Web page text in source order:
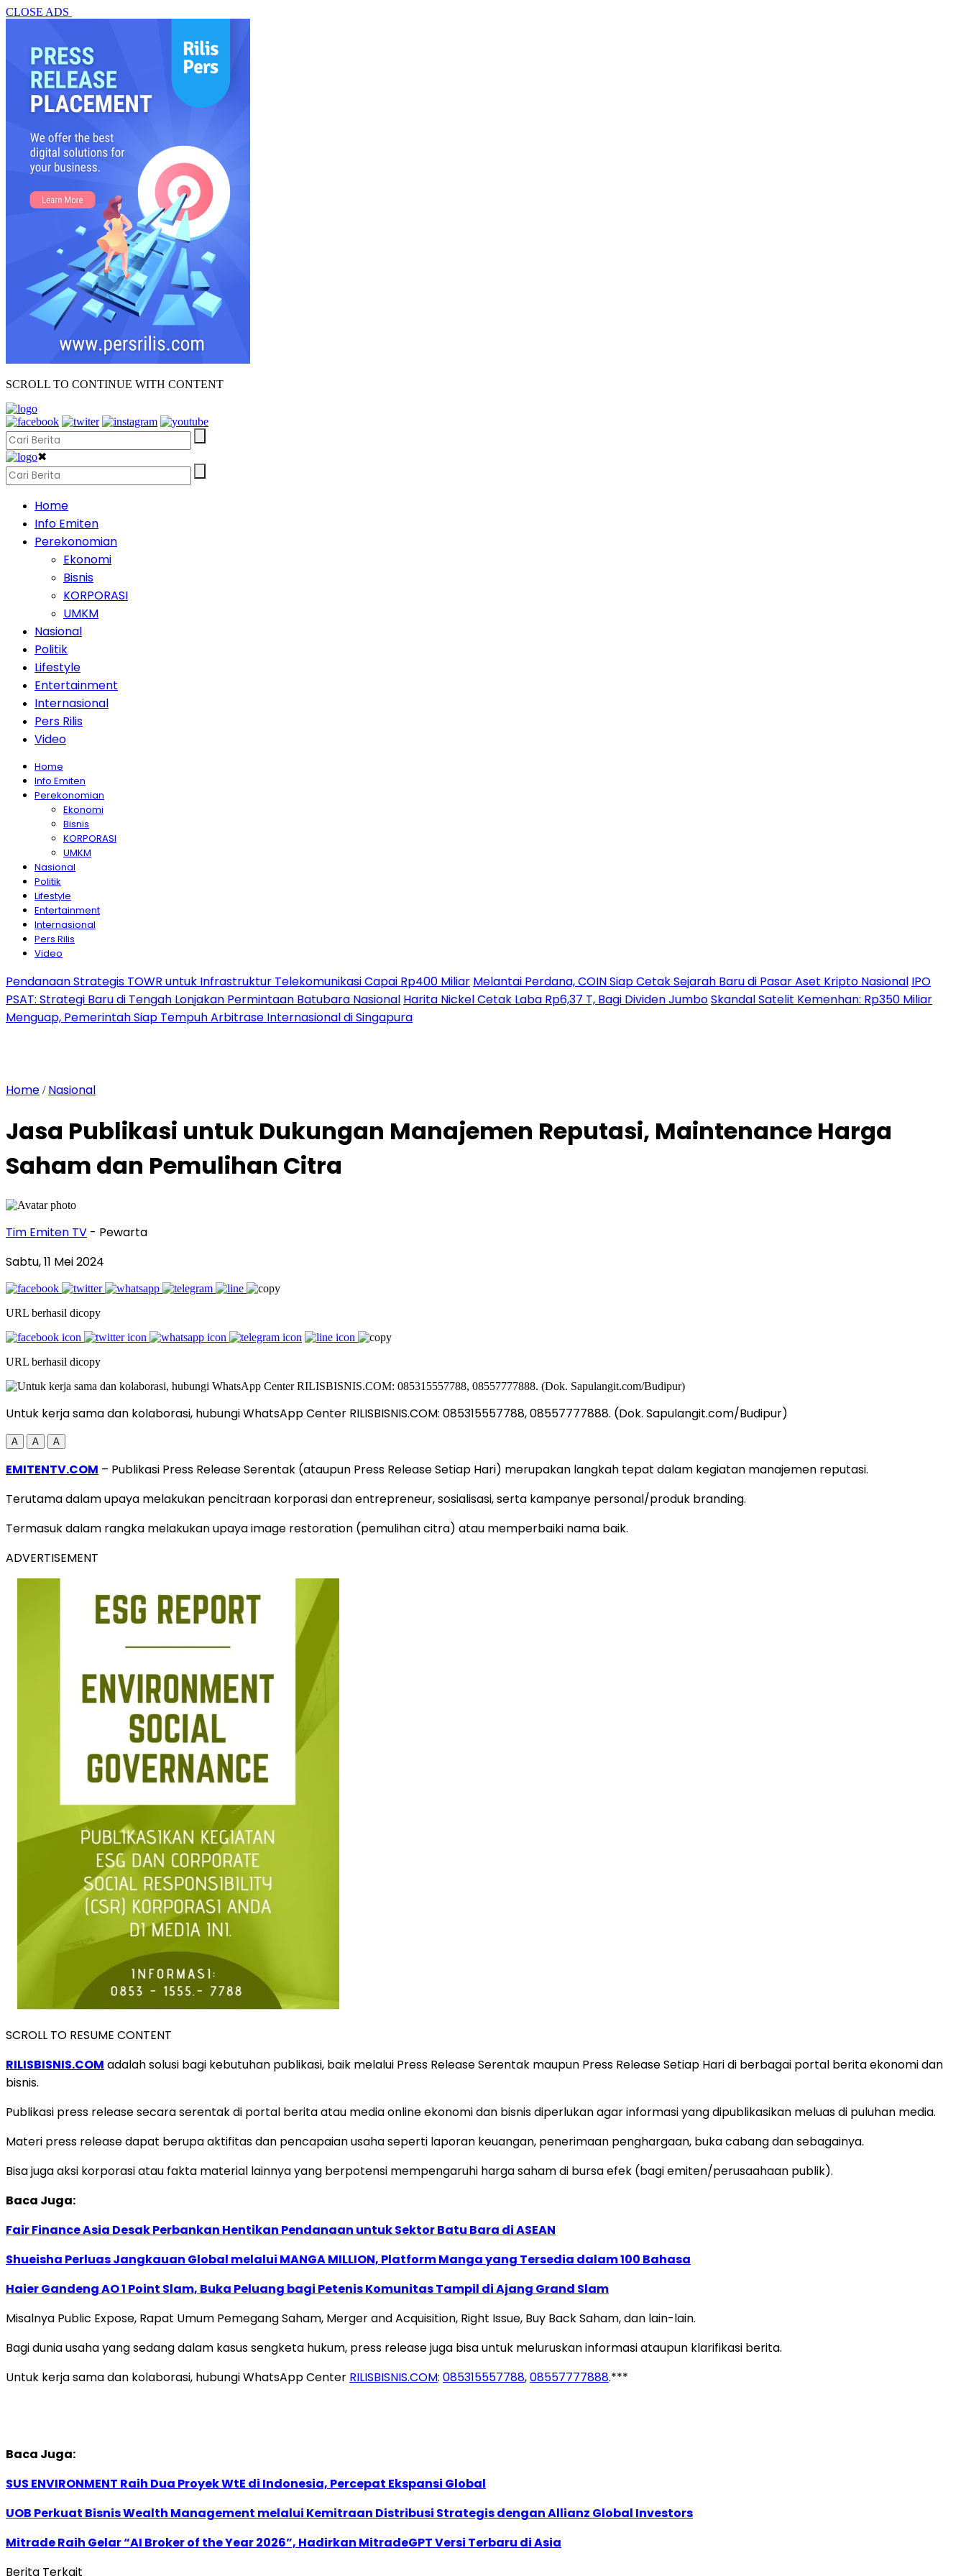
CLOSE ADS
SCROLL TO CONTINUE WITH CONTENT
✖
Home
Info Emiten
Perekonomian
Ekonomi
Bisnis
KORPORASI
UMKM
Nasional
Politik
Lifestyle
Entertainment
Internasional
Pers Rilis
Video
Home
Info Emiten
Perekonomian
Ekonomi
Bisnis
KORPORASI
UMKM
Nasional
Politik
Lifestyle
Entertainment
Internasional
Pers Rilis
Video
Pendanaan Strategis TOWR untuk Infrastruktur Telekomunikasi Capai Rp400 Miliar Melantai Perdana, COIN Siap Cetak Sejarah Baru di Pasar Aset Kripto Nasional IPO
PSAT: Strategi Baru di Tengah Lonjakan Permintaan Batubara Nasional Harita Nickel Cetak Laba Rp6,37 T, Bagi Dividen JumboSkandal Satelit Kemenhan: Rp350 Miliar
Menguap, Pemerintah Siap Tempuh Arbitrase Internasional di Singapura
Home / Nasional
Jasa Publikasi untuk Dukungan Manajemen Reputasi, Maintenance Harga
Saham dan Pemulihan Citra
Tim Emiten TV - Pewarta
Sabtu, 11 Mei 2024
URL berhasil dicopy
URL berhasil dicopy
Untuk kerja sama dan kolaborasi, hubungi WhatsApp Center RILISBISNIS.COM: 085315557788, 08557777888. (Dok. Sapulangit.com/Budipur)
A A A
EMITENTV.COM – Publikasi Press Release Serentak (ataupun Press Release Setiap Hari) merupakan langkah tepat dalam kegiatan manajemen reputasi.
Terutama dalam upaya melakukan pencitraan korporasi dan entrepreneur, sosialisasi, serta kampanye personal/produk branding.
Termasuk dalam rangka melakukan upaya image restoration (pemulihan citra) atau memperbaiki nama baik.
ADVERTISEMENT
SCROLL TO RESUME CONTENT
RILISBISNIS.COM adalah solusi bagi kebutuhan publikasi, baik melalui Press Release Serentak maupun Press Release Setiap Hari di berbagai portal berita ekonomi dan
bisnis.
Publikasi press release secara serentak di portal berita atau media online ekonomi dan bisnis diperlukan agar informasi yang dipublikasikan meluas di puluhan media.
Materi press release dapat berupa aktifitas dan pencapaian usaha seperti laporan keuangan, penerimaan penghargaan, buka cabang dan sebagainya.
Bisa juga aksi korporasi atau fakta material lainnya yang berpotensi mempengaruhi harga saham di bursa efek (bagi emiten/perusaahaan publik).
Baca Juga:
Fair Finance Asia Desak Perbankan Hentikan Pendanaan untuk Sektor Batu Bara di ASEAN
Shueisha Perluas Jangkauan Global melalui MANGA MILLION, Platform Manga yang Tersedia dalam 100 Bahasa
Haier Gandeng AO 1 Point Slam, Buka Peluang bagi Petenis Komunitas Tampil di Ajang Grand Slam
Misalnya Public Expose, Rapat Umum Pemegang Saham, Merger and Acquisition, Right Issue, Buy Back Saham, dan lain-lain.
Bagi dunia usaha yang sedang dalam kasus sengketa hukum, press release juga bisa untuk meluruskan informasi ataupun klarifikasi berita.
Untuk kerja sama dan kolaborasi, hubungi WhatsApp Center RILISBISNIS.COM: 085315557788,08557777888.***
Baca Juga:
SUS ENVIRONMENT Raih Dua Proyek WtE di Indonesia, Percepat Ekspansi Global
UOB Perkuat Bisnis Wealth Management melalui Kemitraan Distribusi Strategis dengan Allianz Global Investors
Mitrade Raih Gelar “AI Broker of the Year 2026”, Hadirkan MitradeGPT Versi Terbaru di Asia
Berita Terkait